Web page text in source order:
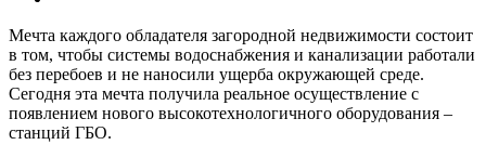
Мечта каждого обладателя загородной недвижимости состоит
в том, чтобы системы водоснабжения и канализации работали
без перебоев и не наносили ущерба окружающей среде.
Сегодня эта мечта получила реальное осуществление с
появлением нового высокотехнологичного оборудования –
станций ГБО.